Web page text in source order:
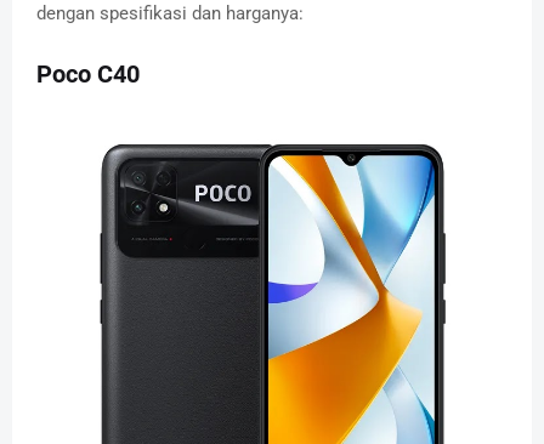
dengan spesifikasi dan harganya:
Poco C40